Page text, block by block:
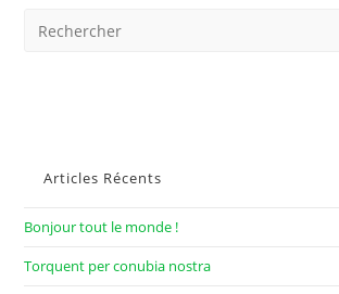
Articles Récents
Bonjour tout le monde !
Torquent per conubia nostra